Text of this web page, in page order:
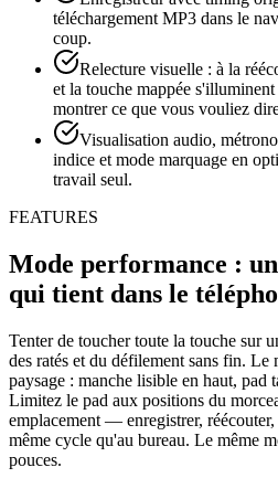
téléchargement MP3 dans le
coup.
Relecture visuelle : à la
et la touche mappée
montrer ce que vous vouliez
Visualisation audio,
indice et mode marquage en
travail seul.
FEATURES
Mode performance :
qui tient dans le
Tenter de toucher toute la touche sur
des ratés et du défilement sans fin. Le
paysage : manche lisible en haut, pad
Limitez le pad aux positions du
emplacement — enregistrer,
même cycle qu'au bureau. Le même
pouces.